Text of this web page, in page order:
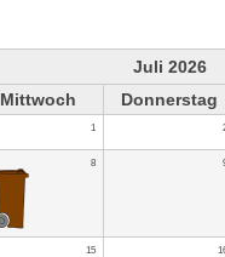
Juli 2026
Mittwoch Donnerstag
1
8
15